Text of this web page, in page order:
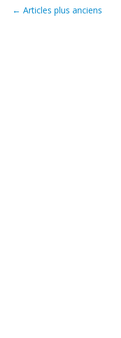
Post navigation
← Articles plus anciens